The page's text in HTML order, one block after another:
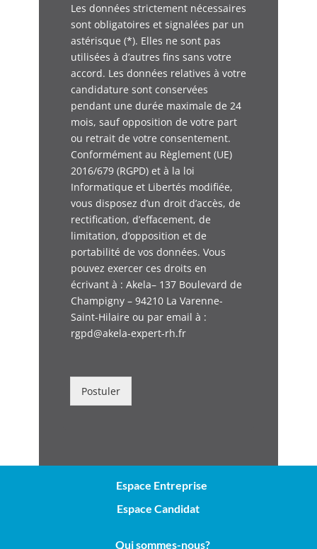
Les données strictement nécessaires
sont obligatoires et signalées par un
astérisque (*). Elles ne sont pas
utilisées à d’autres fins sans votre
accord. Les données relatives à votre
candidature sont conservées
pendant une durée maximale de 24
mois, sauf opposition de votre part
ou retrait de votre consentement.
Conformément au Règlement (UE)
2016/679 (RGPD) et à la loi
Informatique et Libertés modifiée,
vous disposez d’un droit d’accès, de
rectification, d’effacement, de
limitation, d’opposition et de
portabilité de vos données. Vous
pouvez exercer ces droits en
écrivant à : Akela– 137 Boulevard de
Champigny – 94210 La Varenne-
Saint-Hilaire ou par email à :
rgpd@akela-expert-rh.fr
Postuler
Espace Entreprise
Espace Candidat
Qui sommes-nous?